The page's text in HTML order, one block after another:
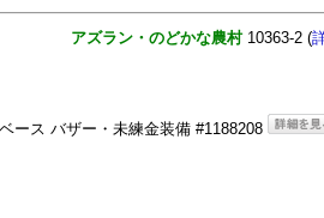
アズラン・のどかな農村10363-2 (
ース バザー・未練金装備 #1188208